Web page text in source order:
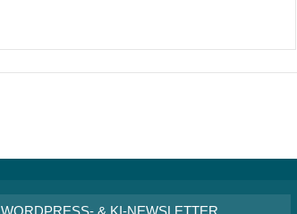
WORDPRESS- & KI-NEWSLETTER